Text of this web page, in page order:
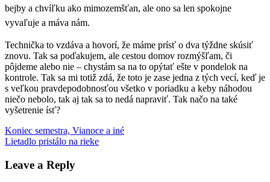
bejby a chvíľku ako mimozemšťan, ale ono sa len spokojne
vyvaľuje a máva nám.
Technička to vzdáva a hovorí, že máme prísť o dva týždne skúsiť
znovu. Tak sa poďakujem, ale cestou domov rozmýšľam, či
pôjdeme alebo nie – chystám sa na to opýtať ešte v pondelok na
kontrole. Tak sa mi totiž zdá, že toto je zase jedna z tých vecí, keď je
s veľkou pravdepodobnosťou všetko v poriadku a keby náhodou
niečo nebolo, tak aj tak sa to nedá napraviť. Tak načo na také
vyšetrenie ísť?
tehotenstvoultrazvukvyšetrenie
Post
navigation
Previous
Post:
Koniec semestra, Vianoce a iné
Next
Lietadlo pristálo na rieke
Leave a Reply